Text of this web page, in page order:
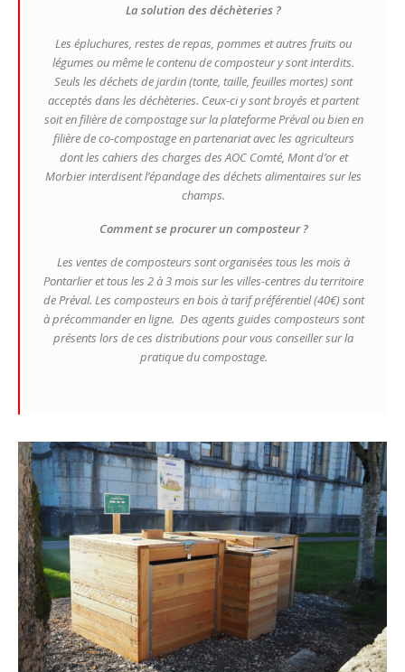
La solution des déchèteries ?
Les épluchures, restes de repas, pommes et autres fruits ou
légumes ou même le contenu de composteur y sont interdits.
Seuls les déchets de jardin (tonte, taille, feuilles mortes) sont
acceptés dans les déchèteries. Ceux-ci y sont broyés et partent
soit en filière de compostage sur la plateforme Préval ou bien en
filière de co-compostage en partenariat avec les agriculteurs
dont les cahiers des charges des AOC Comté, Mont d’or et
Morbier interdisent l’épandage des déchets alimentaires sur les
champs.
Comment se procurer un composteur ?
Les ventes de composteurs sont organisées tous les mois à
Pontarlier et tous les 2 à 3 mois sur les villes-centres du territoire
de Préval. Les composteurs en bois à tarif préférentiel (40€) sont
à précommander en ligne. Des agents guides composteurs sont
présents lors de ces distributions pour vous conseiller sur la
pratique du compostage.